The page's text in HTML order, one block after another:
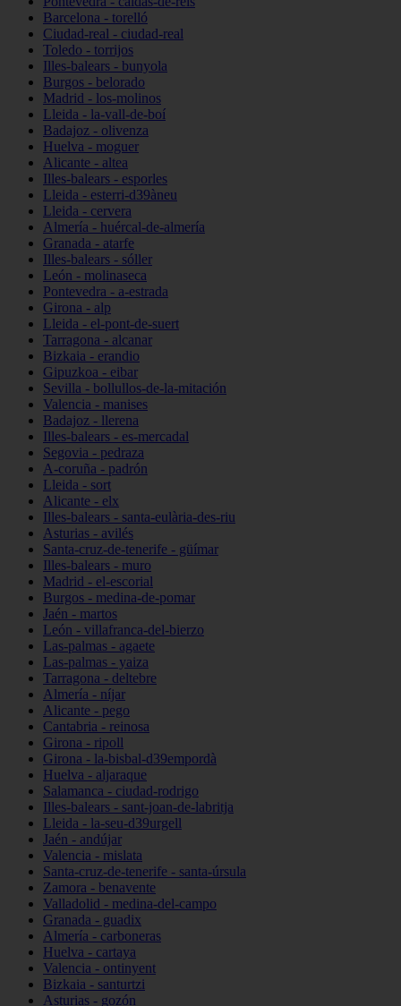
Barcelona - torelló
Ciudad-real - ciudad-real
Toledo - torrijos
Illes-balears - bunyola
Burgos - belorado
Madrid - los-molinos
Lleida - la-vall-de-boí
Badajoz - olivenza
Huelva - moguer
Alicante - altea
Illes-balears - esporles
Lleida - esterri-d39àneu
Lleida - cervera
Almería - huércal-de-almería
Granada - atarfe
Illes-balears - sóller
León - molinaseca
Pontevedra - a-estrada
Girona - alp
Lleida - el-pont-de-suert
Tarragona - alcanar
Bizkaia - erandio
Gipuzkoa - eibar
Sevilla - bollullos-de-la-mitación
Valencia - manises
Badajoz - llerena
Illes-balears - es-mercadal
Segovia - pedraza
A-coruña - padrón
Lleida - sort
Alicante - elx
Illes-balears - santa-eulària-des-riu
Asturias - avilés
Santa-cruz-de-tenerife - güímar
Illes-balears - muro
Madrid - el-escorial
Burgos - medina-de-pomar
Jaén - martos
León - villafranca-del-bierzo
Las-palmas - agaete
Las-palmas - yaiza
Tarragona - deltebre
Almería - níjar
Alicante - pego
Cantabria - reinosa
Girona - ripoll
Girona - la-bisbal-d39empordà
Huelva - aljaraque
Salamanca - ciudad-rodrigo
Illes-balears - sant-joan-de-labritja
Lleida - la-seu-d39urgell
Jaén - andújar
Valencia - mislata
Santa-cruz-de-tenerife - santa-úrsula
Zamora - benavente
Valladolid - medina-del-campo
Granada - guadix
Almería - carboneras
Huelva - cartaya
Valencia - ontinyent
Bizkaia - santurtzi
Asturias - gozón